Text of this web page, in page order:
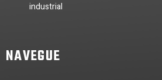
industrial
NAVEGUE